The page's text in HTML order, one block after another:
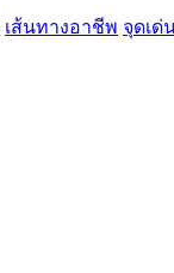
เส้นทางอาชีพ จุดเด่